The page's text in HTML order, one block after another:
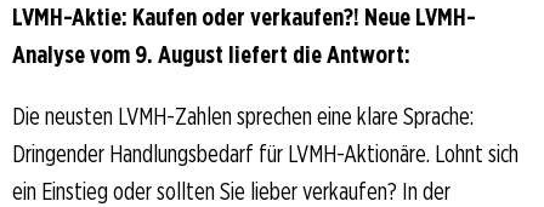
LVMH-Aktie: Kaufen oder verkaufen?! Neue LVMH-
Analyse vom 9. August liefert die Antwort:
Die neusten LVMH-Zahlen sprechen eine klare Sprache:
Dringender Handlungsbedarf für LVMH-Aktionäre. Lohnt sich
ein Einstieg oder sollten Sie lieber verkaufen? In der